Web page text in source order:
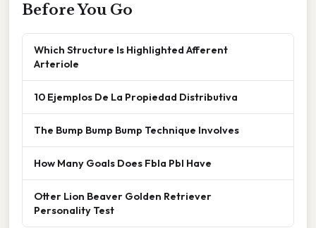
Before You Go
Which Structure Is Highlighted Afferent
Arteriole
10 Ejemplos De La Propiedad Distributiva
The Bump Bump Bump Technique Involves
How Many Goals Does Fbla Pbl Have
Otter Lion Beaver Golden Retriever
Personality Test